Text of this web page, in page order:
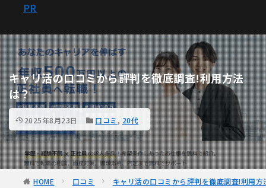
PR
キャリ活の口コミから評判を徹底調査!利用方法
は？
2025年8月23日 口コミ , 20代
HOME 口コミ キャリ活の口コミから評判を徹底調査!利用方